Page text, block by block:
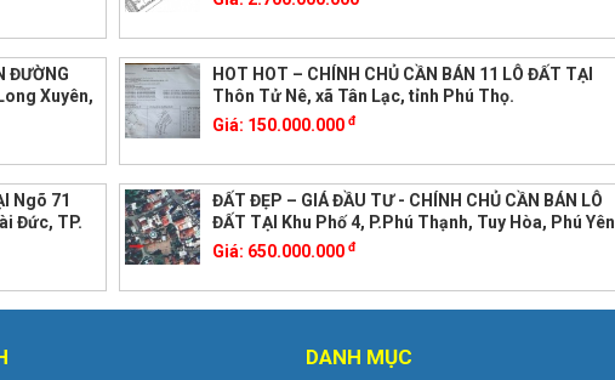
ĐƯỜNG
Xuyên,
HOT HOT – CHÍNH CHỦ CẦN BÁN 11 LÔ ĐẤT TẠI
Thôn Tử Nê, xã Tân Lạc, tỉnh Phú Thọ.
Giá: 150.000.000đ
Ngõ 71
Đức, TP.
ĐẤT ĐẸP – GIÁ ĐẦU TƯ - CHÍNH CHỦ CẦN BÁN LÔ
ĐẤT TẠI Khu Phố 4, P.Phú Thạnh, Tuy Hòa, Phú Yên
Giá: 650.000.000đ
DANH MỤC